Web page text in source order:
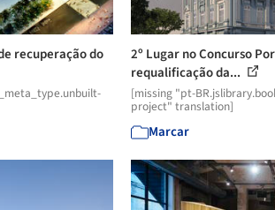
recuperação do
2º Lugar no Concurso
requalificação da...
[missing "pt-
project" translation]
Marcar